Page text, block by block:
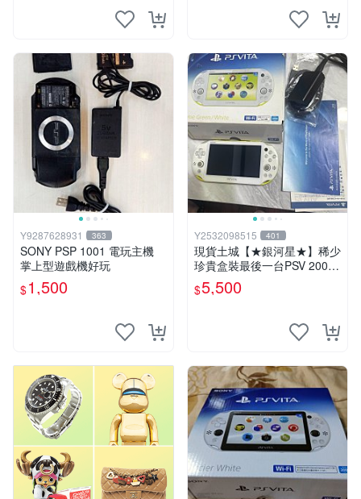
Y9287628931 363
SONY PSP 1001 電玩主機
掌上型遊戲機好玩
$1,500
Y2532098515 401
現貨土城【★銀河星★】稀少
珍貴盒裝最後一台PSV 2000
主機.PSV2000 品質保證日版
可轉換中文
$5,500